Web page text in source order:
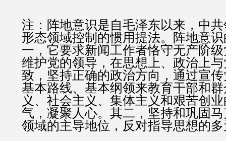
注：阵地意识是自毛泽东以来，中
形态领域控制的惯用提法。阵地意
一，它要求新闻工作者恪守无产阶
维护党的领导，在思想上、政治上
致，坚持正确的政治方向，通过宣
基本路线、基本纲领来教育干部和
义、社会主义、集体主义和艰苦创
气，凝聚人心。其二，坚持和巩固
领域的主导地位，反对指导思想的